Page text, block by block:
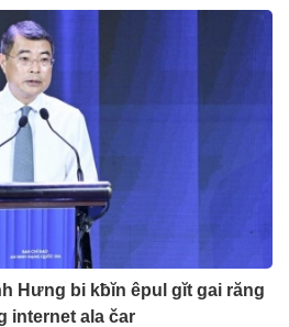
Hưng bi kƀĭn êpul gĭt gai răng
internet ala čar